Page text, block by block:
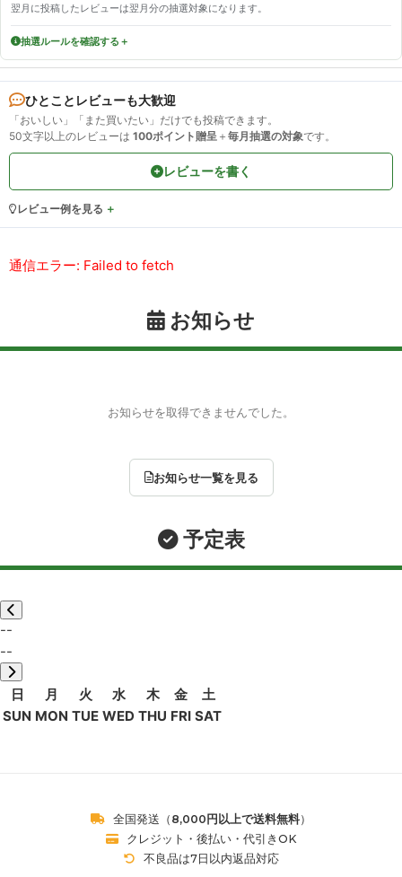
翌月に投稿したレビューは翌月分の抽選対象になります。
抽選ルールを確認する
ひとことレビューも大歓迎
「おいしい」「また買いたい」だけでも投稿できます。
50文字以上のレビューは 100ポイント贈呈 ＋ 毎月抽選の対象です。
レビューを書く
レビュー例を見る
通信エラー: Failed to fetch
お知らせ
お知らせを取得できませんでした。
お知らせ一覧を見る
予定表
--
--
日
SUN
月
MON
火
TUE
水
WED
木
THU
金
FRI
土
SAT
全国発送（ 8,000円以上で送料無料）
クレジット・後払い・代引きOK
不良品は7日以内返品対応